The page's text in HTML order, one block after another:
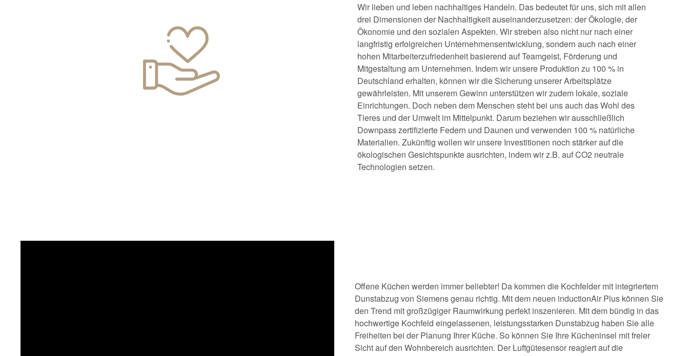
Wir lieben und leben nachhaltiges Handeln. Das bedeutet für uns, sich mit allen
drei Dimensionen der Nachhaltigkeit auseinanderzusetzen: der Ökologie, der
Ökonomie und den sozialen Aspekten. Wir streben also nicht nur nach einer
langfristig erfolgreichen Unternehmensentwicklung, sondern auch nach einer
hohen Mitarbeiterzufriedenheit basierend auf Teamgeist, Förderung und
Mitgestaltung am Unternehmen. Indem wir unsere Produktion zu 100 % in
Deutschland erhalten, können wir die Sicherung unserer Arbeitsplätze
gewährleisten. Mit unserem Gewinn unterstützen wir zudem lokale, soziale
Einrichtungen. Doch neben dem Menschen steht bei uns auch das Wohl des
Tieres und der Umwelt im Mittelpunkt. Darum beziehen wir ausschließlich
Downpass zertifizierte Federn und Daunen und verwenden 100 % natürliche
Materialien. Zukünftig wollen wir unsere Investitionen noch stärker auf die
ökologischen Gesichtspunkte ausrichten, indem wir z.B. auf CO2 neutrale
Technologien setzen.
Offene Küchen werden immer beliebter! Da kommen die Kochfelder mit integriertem
Dunstabzug von Siemens genau richtig. Mit dem neuen inductionAir Plus können Sie
den Trend mit großzügiger Raumwirkung perfekt inszenieren. Mit dem bündig in das
hochwertige Kochfeld eingelassenen, leistungsstarken Dunstabzug haben Sie alle
Freiheiten bei der Planung Ihrer Küche. So können Sie Ihre Kücheninsel mit freier
Sicht auf den Wohnbereich ausrichten. Der Luftgütesensor reagiert auf die